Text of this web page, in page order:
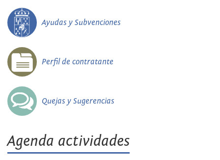
Ayudas y Subvenciones
Perfil de contratante
Quejas y Sugerencias
Agenda actividades